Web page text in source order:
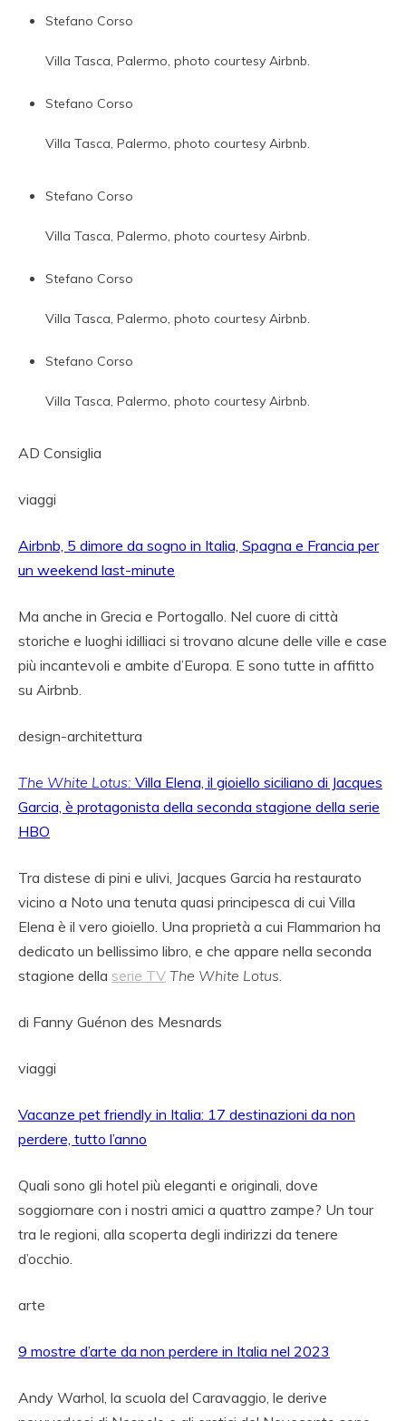
Stefano Corso
Villa Tasca, Palermo, photo courtesy Airbnb.
Stefano Corso
Villa Tasca, Palermo, photo courtesy Airbnb.
Stefano Corso
Villa Tasca, Palermo, photo courtesy Airbnb.
Stefano Corso
Villa Tasca, Palermo, photo courtesy Airbnb.
Stefano Corso
Villa Tasca, Palermo, photo courtesy Airbnb.
AD Consiglia
viaggi
Airbnb, 5 dimore da sogno in Italia, Spagna e Francia per
un weekend last-minute
Ma anche in Grecia e Portogallo. Nel cuore di città
storiche e luoghi idilliaci si trovano alcune delle ville e case
più incantevoli e ambite d’Europa. E sono tutte in affitto
su Airbnb.
design-architettura
The White Lotus: Villa Elena, il gioiello siciliano di Jacques
Garcia, è protagonista della seconda stagione della serie
HBO
Tra distese di pini e ulivi, Jacques Garcia ha restaurato
vicino a Noto una tenuta quasi principesca di cui Villa
Elena è il vero gioiello. Una proprietà a cui Flammarion ha
dedicato un bellissimo libro, e che appare nella seconda
stagione della serie TV The White Lotus
di Fanny Guénon des Mesnards
viaggi
Vacanze pet friendly in Italia: 17 destinazioni da non
perdere, tutto l’anno
Quali sono gli hotel più eleganti e originali, dove
soggiornare con i nostri amici a quattro zampe? Un tour
tra le regioni, alla scoperta degli indirizzi da tenere
d’occhio.
arte
9 mostre d’arte da non perdere in Italia nel 2023
Andy Warhol, la scuola del Caravaggio, le derive